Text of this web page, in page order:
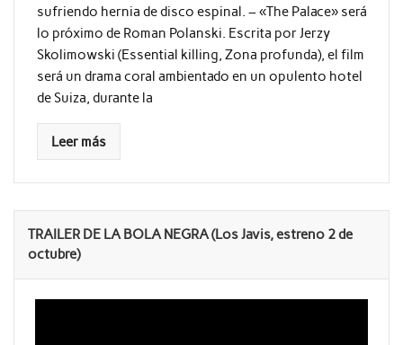
sufriendo hernia de disco espinal. – «The Palace» será
lo próximo de Roman Polanski. Escrita por Jerzy
Skolimowski (Essential killing, Zona profunda), el film
será un drama coral ambientado en un opulento hotel
de Suiza, durante la
Leer más
TRAILER DE LA BOLA NEGRA (Los Javis, estreno 2 de
octubre)